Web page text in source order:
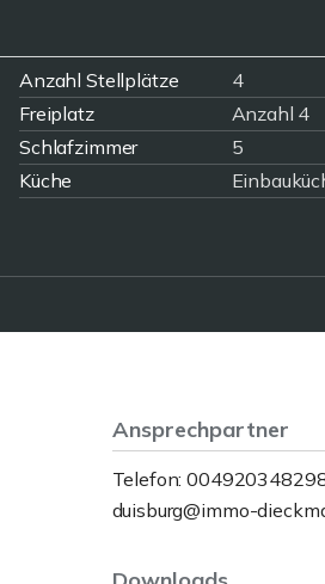
Anzahl Stellplätze
4
Freiplatz
Anzahl 4
Schlafzimmer
5
Küche
Ansprechpartner
Telefon:
duisburg@immo-